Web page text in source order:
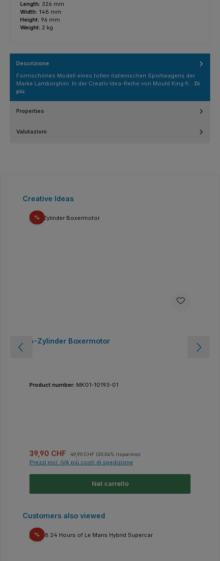
Length: 326 mm
Width: 148 mm
Height: 96 mm
Weight: 2 kg
Descrizione
Formschönes Modell eines tollen italienischen Sportwagens der
Marke Lamborghini. In der Creativ Idea-Reihe von Mould King fi… Di
più
Properties
Valutazioni
Salta la galleria dei prodotti
Creative Ideas
%Sconto
6-Zylinder Boxermotor
Product number: MK01-10193-01
Prezzo di vendita:
39,90 CHF 49,90 CHF (20.04% risparmio)
Prezzi incl. IVA più costi di spedizione
Nel carrello
Salta la galleria dei prodotti
Customers also viewed
%Sconto